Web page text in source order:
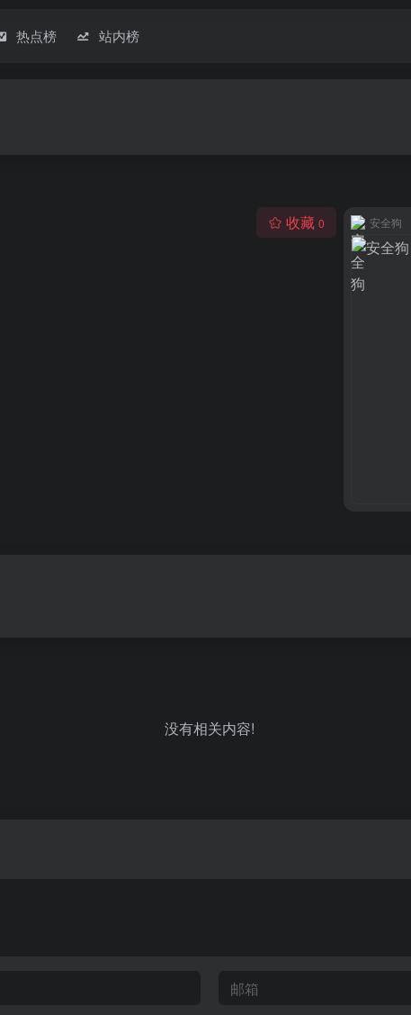
热点榜 站内榜
收藏 0 安全狗
没有相关内容!